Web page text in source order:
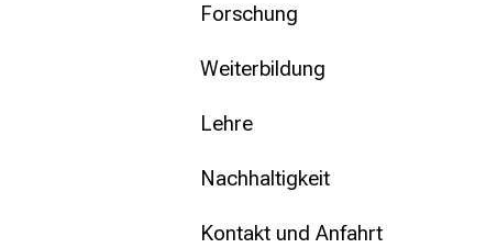
Forschung
Weiterbildung
Lehre
Nachhaltigkeit
Kontakt und Anfahrt